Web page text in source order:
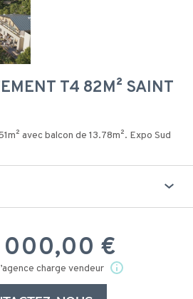
T4 82M² SAINT
avec balcon de 13.78m². Expo Sud
000,00 €
charge vendeur